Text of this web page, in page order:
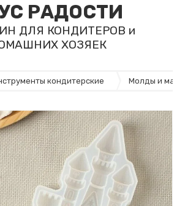
РАДОСТИ
ДЛЯ КОНДИТЕРОВ и
ХОЗЯЕК
кондитерские Молды и